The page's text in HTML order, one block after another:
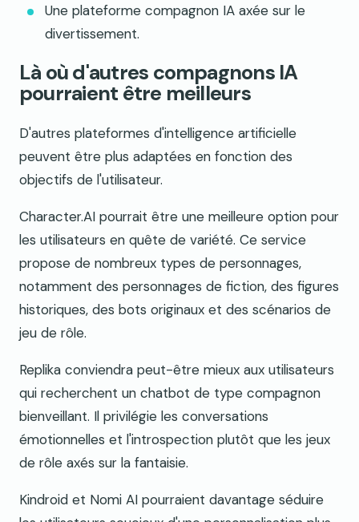
Une plateforme compagnon IA axée sur le
divertissement.
Là où d'autres compagnons IA
pourraient être meilleurs
D'autres plateformes d'intelligence artificielle
peuvent être plus adaptées en fonction des
objectifs de l'utilisateur.
Character.AI pourrait être une meilleure option pour
les utilisateurs en quête de variété. Ce service
propose de nombreux types de personnages,
notamment des personnages de fiction, des figures
historiques, des bots originaux et des scénarios de
jeu de rôle.
Replika conviendra peut-être mieux aux utilisateurs
qui recherchent un chatbot de type compagnon
bienveillant. Il privilégie les conversations
émotionnelles et l'introspection plutôt que les jeux
de rôle axés sur la fantaisie.
Kindroid et Nomi AI pourraient davantage séduire